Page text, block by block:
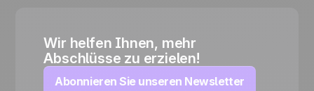
Wir helfen Ihnen, mehr
Abschlüsse zu erzielen!
Abonnieren Sie unseren Newsletter